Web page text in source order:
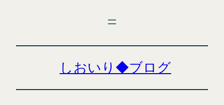
しおいり◆ブログ